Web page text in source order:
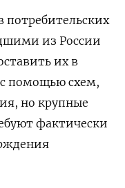
потребительских
из России
их в
помощью схем,
но крупные
фактически